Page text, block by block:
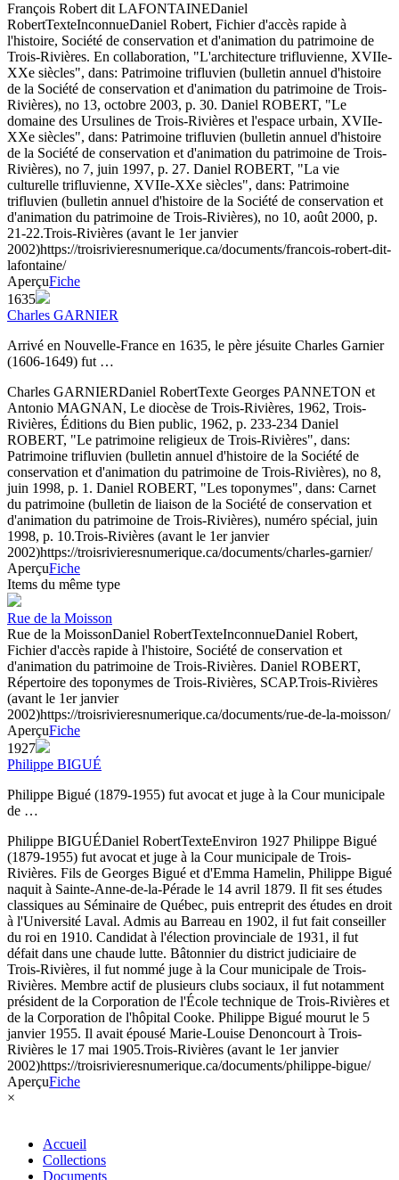
François Robert dit LAFONTAINEDaniel
RobertTexteInconnueDaniel Robert, Fichier d'accès rapide à
l'histoire, Société de conservation et d'animation du patrimoine de
Trois-Rivières. En collaboration, "L'architecture trifluvienne, XVIIe-
XXe siècles", dans: Patrimoine trifluvien (bulletin annuel d'histoire
de la Société de conservation et d'animation du patrimoine de Trois-
Rivières), no 13, octobre 2003, p. 30. Daniel ROBERT, "Le
domaine des Ursulines de Trois-Rivières et l'espace urbain, XVIIe-
XXe siècles", dans: Patrimoine trifluvien (bulletin annuel d'histoire
de la Société de conservation et d'animation du patrimoine de Trois-
Rivières), no 7, juin 1997, p. 27. Daniel ROBERT, "La vie
culturelle trifluvienne, XVIIe-XXe siècles", dans: Patrimoine
trifluvien (bulletin annuel d'histoire de la Société de conservation et
d'animation du patrimoine de Trois-Rivières), no 10, août 2000, p.
21-22.Trois-Rivières (avant le 1er janvier
2002)https://troisrivieresnumerique.ca/documents/francois-robert-dit-
lafontaine/
AperçuFiche
1635
Charles GARNIER
Arrivé en Nouvelle-France en 1635, le père jésuite Charles Garnier
(1606-1649) fut …
Charles GARNIERDaniel RobertTexte Georges PANNETON et
Antonio MAGNAN, Le diocèse de Trois-Rivières, 1962, Trois-
Rivières, Éditions du Bien public, 1962, p. 233-234 Daniel
ROBERT, "Le patrimoine religieux de Trois-Rivières", dans:
Patrimoine trifluvien (bulletin annuel d'histoire de la Société de
conservation et d'animation du patrimoine de Trois-Rivières), no 8,
juin 1998, p. 1. Daniel ROBERT, "Les toponymes", dans: Carnet
du patrimoine (bulletin de liaison de la Société de conservation et
d'animation du patrimoine de Trois-Rivières), numéro spécial, juin
1998, p. 10.Trois-Rivières (avant le 1er janvier
2002)https://troisrivieresnumerique.ca/documents/charles-garnier/
AperçuFiche
Items du même type
Rue de la Moisson
Rue de la MoissonDaniel RobertTexteInconnueDaniel Robert,
Fichier d'accès rapide à l'histoire, Société de conservation et
d'animation du patrimoine de Trois-Rivières. Daniel ROBERT,
Répertoire des toponymes de Trois-Rivières, SCAP.Trois-Rivières
(avant le 1er janvier
2002)https://troisrivieresnumerique.ca/documents/rue-de-la-moisson/
AperçuFiche
1927
Philippe BIGUÉ
Philippe Bigué (1879-1955) fut avocat et juge à la Cour municipale
de …
Philippe BIGUÉDaniel RobertTexteEnviron 1927 Philippe Bigué
(1879-1955) fut avocat et juge à la Cour municipale de Trois-
Rivières. Fils de Georges Bigué et d'Emma Hamelin, Philippe Bigué
naquit à Sainte-Anne-de-la-Pérade le 14 avril 1879. Il fit ses études
classiques au Séminaire de Québec, puis entreprit des études en droit
à l'Université Laval. Admis au Barreau en 1902, il fut fait conseiller
du roi en 1910. Candidat à l'élection provinciale de 1931, il fut
défait dans une chaude lutte. Bâtonnier du district judiciaire de
Trois-Rivières, il fut nommé juge à la Cour municipale de Trois-
Rivières. Membre actif de plusieurs clubs sociaux, il fut notamment
président de la Corporation de l'École technique de Trois-Rivières et
de la Corporation de l'hôpital Cooke. Philippe Bigué mourut le 5
janvier 1955. Il avait épousé Marie-Louise Denoncourt à Trois-
Rivières le 17 mai 1905.Trois-Rivières (avant le 1er janvier
2002)https://troisrivieresnumerique.ca/documents/philippe-bigue/
AperçuFiche
×
Accueil
Collections
Documents